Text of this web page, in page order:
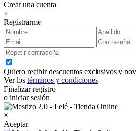
Crear una cuenta
×
Registrarme
Quiero recibir descuentos exclusivos y
Ver los términos y condiciones
Finalizar registro
o iniciar sesión
×
Aceptar